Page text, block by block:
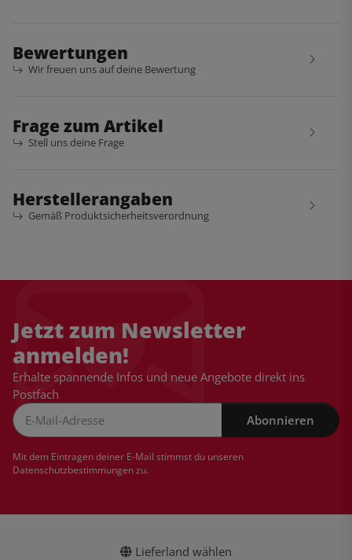
Bewertungen
Wir freuen uns auf deine Bewertung
Frage zum Artikel
Stell uns deine Frage
Herstellerangaben
Gemäß Produktsicherheitsverordnung
Jetzt zum Newsletter
anmelden!
Erhalte spannende Infos und neue Angebote direkt ins
Postfach
Abonnieren
Mit dem Eintragen deiner E-Mail stimmst du unseren
Datenschutzbestimmungenzu.
Lieferland wählen